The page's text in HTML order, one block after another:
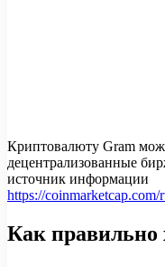
Криптовалюту Gram
децентрализованные
источник информации
https://coinmarketcap.com/
Как правильно